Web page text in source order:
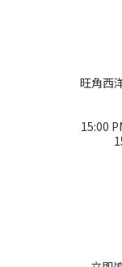
旺角西
15:00